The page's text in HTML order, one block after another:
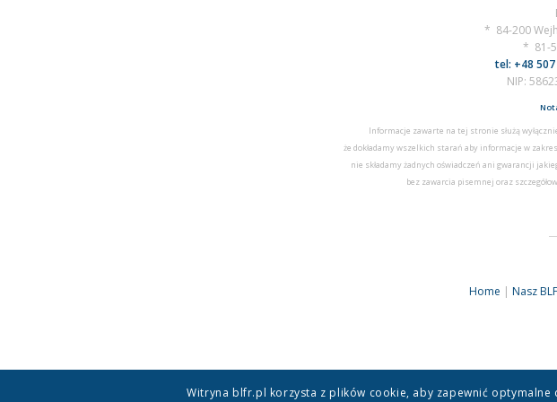
* 84-200
* 81-
tel: +48
NIP:
Informacje zawarte na tej stronie służą
że dokładamy wszelkich starań aby informacje w
nie składamy żadnych oświadczeń ani gwarancji
bez zawarcia pisemnej oraz
Home | Nasz
Witryna blfr.pl korzysta z plików cookie, aby zapewnić optymalne